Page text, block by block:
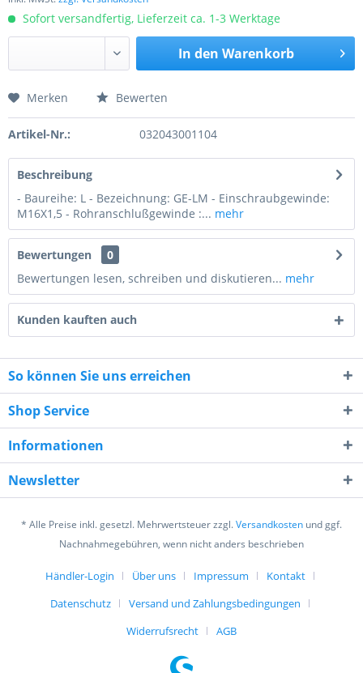
Sofort versandfertig, Lieferzeit ca. 1-3 Werktage
In den Warenkorb
Preis anfragen
5 - 2 = ?
Ich habe die Datenschutzerklärung
verstanden und stimme zu. *
Mit * gekennzeichnete Felder sind Pflichtfelder.
Senden
Merken Bewerten
Artikel-Nr.: 032043001104
Beschreibung
- Baureihe: L - Bezeichnung: GE-LM - Einschraubgewinde:
M16X1,5 - Rohranschlußgewinde :... mehr
Bewertungen
0
Bewertungen lesen, schreiben und diskutieren... mehr
Kunden kauften auch
So können Sie uns erreichen
Shop Service
Informationen
Newsletter
* Alle Preise inkl. gesetzl. Mehrwertsteuer zzgl.Versandkosten und ggf.
Nachnahmegebühren, wenn nicht anders beschrieben
Händler-Login Über uns Impressum
Kontakt
Datenschutz
Versand und Zahlungsbedingungen
Widerrufsrecht
AGB